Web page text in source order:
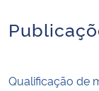
Qualificação de